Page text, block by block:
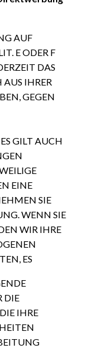
AUF
E ODER F
DAS
AUS IHRER
GEGEN
GILT AUCH
EINE
SIE
WENN SIE
WIR IHRE
ES
DIE
IHRE